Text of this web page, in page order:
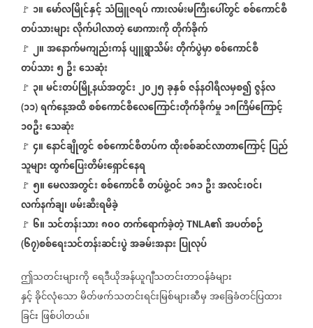
🚩 ၁။မော်လမြိုင်နှင့်သံဖြူဇရပ်ကားလမ်းမကြီးပေါ်တွင်စစ်ကောင်စီ
တပ်သားများလိုက်ပါလာတဲ့ဖောကားကိုတိုက်ခိုက်
🚩 ၂။အနောက်မကျည်းကန်ပျူရွာသိမ်းတိုက်ပွဲမှာစစ်ကောင်စီ
တပ်သား ၅ ဦးသေဆုံး
🚩 ၃။မင်းတပ်မြို့နယ်အတွင်း၂၀၂၅ခုနှစ်ဇန်နဝါရီလမှစ၍ဇွန်လ
(၁၁) ရက်နေ့အထိစစ်ကောင်စီလေကြောင်းတိုက်ခိုက်မှု၁၈ကြိမ်ကြောင့်
၁၀ဦးသေဆုံး
🚩 ၄။နောင်ချိုတွင်စစ်ကောင်စီတပ်ကထိုးစစ်ဆင်လာတာကြောင့် ပြည်
သူများထွက်ပြေးတိမ်းရှောင်နေရ
🚩 ၅။မေလအတွင်းစစ်ကောင်စီတပ်ဖွဲ့ဝင်၁၈၁ဦးအလင်းဝင်၊
လက်နက်ချ၊ဖမ်းဆီးရမိခဲ့
🚩 ၆။သင်တန်းသား၈၀၀တက်ရောက်ခဲ့တဲ့ TNLA၏အပတ်စဉ်
(၆၇)စစ်ရေးသင်တန်းဆင်းပွဲအခမ်းအနား ပြုလုပ်
ဤသတင်းများကိုရေဒီယိုအန်ယူဂျီသတင်းတာဝန်ခံများ
နှင့်ခိုင်လုံသောမိတ်ဖက်သတင်းရင်းမြစ်များဆီမှအခြေခံတင်ပြထား
ခြင်း ဖြစ်ပါတယ်။